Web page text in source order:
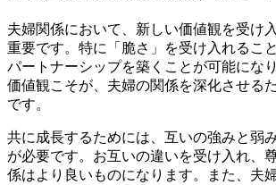
夫婦関係において、新しい価値観を受け
重要です。特に「脆さ」を受け入れるこ
パートナーシップを築くことが可能にな
価値観こそが、夫婦の関係を深化させる
です。
共に成長するためには、互いの強みと弱
が必要です。お互いの違いを受け入れ、
係はより良いものになります。また、夫